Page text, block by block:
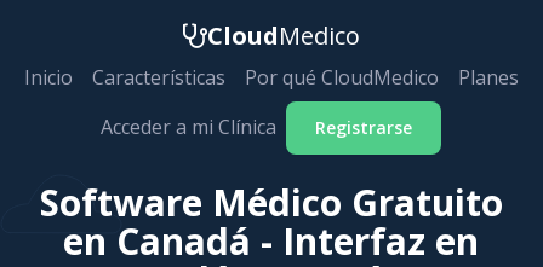
CloudMedico
Inicio Características Por qué CloudMedico
Planes
Acceder a mi Clínica
Registrarse
Software Médico Gratuito
en Canadá - Interfaz en